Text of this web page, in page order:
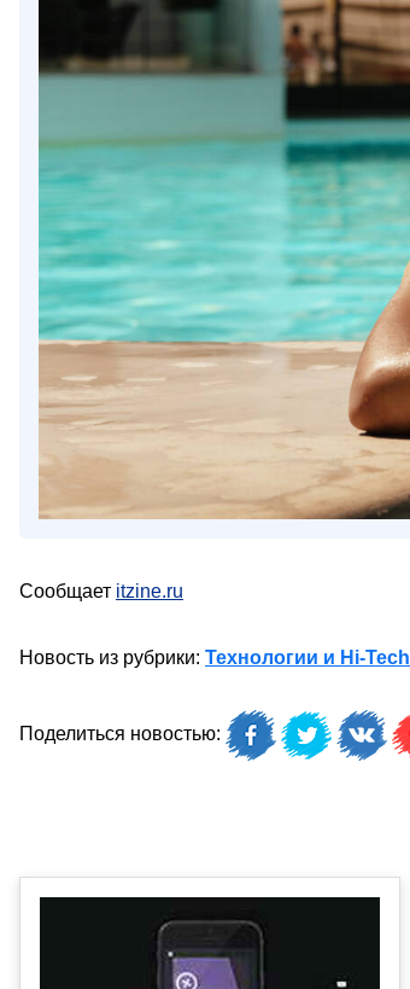
Сообщает itzine.ru
Новость из рубрики: Технологии и Hi-Tech
Поделиться новостью: